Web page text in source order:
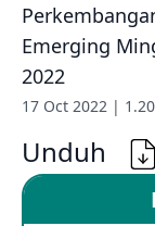
Emerging
2022
17 Oct 2022 |
Unduh